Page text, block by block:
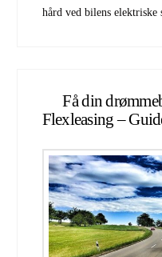
hård ved bilens
Få din
Flexleasing –